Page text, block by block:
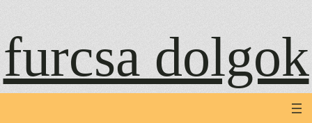
tartalomhoz
furcsa dolgok